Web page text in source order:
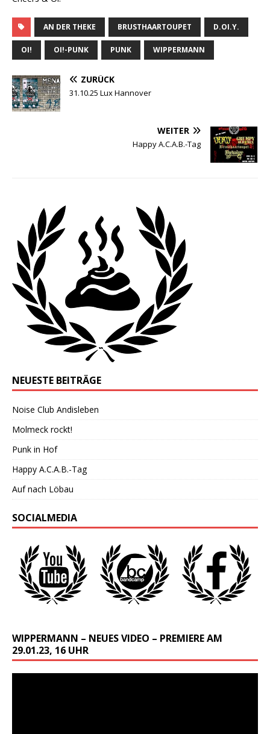
AN DER THEKE BRUSTHAARTOUPET D.OI.Y.
OI! OI!-PUNK PUNK WIPPERMANN
ZURÜCK
31.10.25 Lux Hannover
WEITER
Happy A.C.A.B.-Tag
NEUESTE BEITRÄGE
Noise Club Andisleben
Molmeck rockt!
Punk in Hof
Happy A.C.A.B.-Tag
Auf nach Löbau
SOCIALMEDIA
WIPPERMANN – NEUES VIDEO – PREMIERE AM
29.01.23, 16 UHR